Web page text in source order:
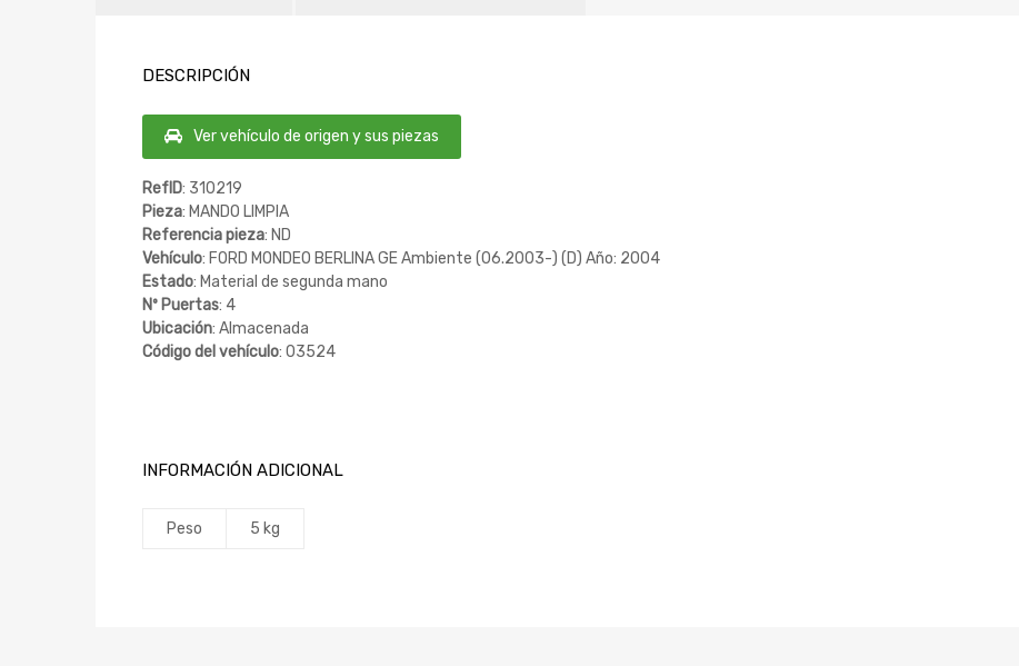
DESCRIPCIÓN
Ver vehículo de origen y sus piezas
RefID: 310219
Pieza: MANDO LIMPIA
Referencia pieza: ND
Vehículo: FORD MONDEO BERLINA GE Ambiente (06.2003-) (D) Año: 2004
Estado: Material de segunda mano
Nº Puertas: 4
Ubicación: Almacenada
Código del vehículo: 03524
INFORMACIÓN ADICIONAL
Peso 5 kg